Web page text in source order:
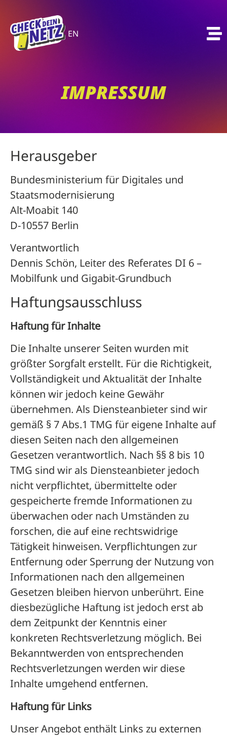
EN
IMPRESSUM
Herausgeber
Bundesministerium für Digitales und
Staatsmodernisierung
Alt-Moabit 140
D-10557 Berlin
Verantwortlich
Dennis Schön, Leiter des Referates DI 6 –
Mobilfunk und Gigabit-Grundbuch
Haftungsausschluss
Haftung für Inhalte
Die Inhalte unserer Seiten wurden mit
größter Sorgfalt erstellt. Für die Richtigkeit,
Vollständigkeit und Aktualität der Inhalte
können wir jedoch keine Gewähr
übernehmen. Als Diensteanbieter sind wir
gemäß § 7 Abs.1 TMG für eigene Inhalte auf
diesen Seiten nach den allgemeinen
Gesetzen verantwortlich. Nach §§ 8 bis 10
TMG sind wir als Diensteanbieter jedoch
nicht verpflichtet, übermittelte oder
gespeicherte fremde Informationen zu
überwachen oder nach Umständen zu
forschen, die auf eine rechtswidrige
Tätigkeit hinweisen. Verpflichtungen zur
Entfernung oder Sperrung der Nutzung von
Informationen nach den allgemeinen
Gesetzen bleiben hiervon unberührt. Eine
diesbezügliche Haftung ist jedoch erst ab
dem Zeitpunkt der Kenntnis einer
konkreten Rechtsverletzung möglich. Bei
Bekanntwerden von entsprechenden
Rechtsverletzungen werden wir diese
Inhalte umgehend entfernen.
Haftung für Links
Unser Angebot enthält Links zu externen